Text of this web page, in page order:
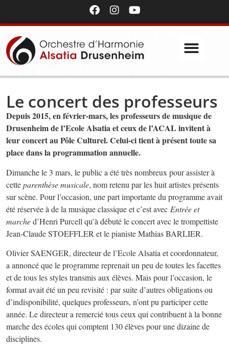
Le concert des professeurs
Depuis 2015, en février-mars, les professeurs de musique de
Drusenheim de l’Ecole Alsatia et ceux de l’ACAL invitent à
leur concert au Pôle Culturel. Celui-ci tient à présent toute sa
place dans la programmation annuelle.
Dimanche le 3 mars, le public a été très nombreux pour assister à
cetteparenthèse musicale, nom retenu par les huit artistes présents
sur scène. Pour l’occasion, une part importante du programme avait
été réservée à de la musique classique et c’est avec Entrée et
marched’Henri Purcell qu’à débuté le concert avec le trompettiste
Jean-Claude STOEFFLER et le pianiste Mathias BARLIER.
Olivier SAENGER, directeur de l’Ecole Alsatia et coordonnateur,
a annoncé que le programme reprenait un peu de toutes les facettes
et de tous les styles transmis aux élèves. Mais pour l’occasion, le
format avait été un peu revisité : par suite d’autres obligations ou
d’indisponibilité, quelques professeurs, n’ont pu participer cette
année. Le directeur a remercié tous ceux qui contribuent à la bonne
marche des écoles qui comptent 130 élèves pour une dizaine de
disciplines.